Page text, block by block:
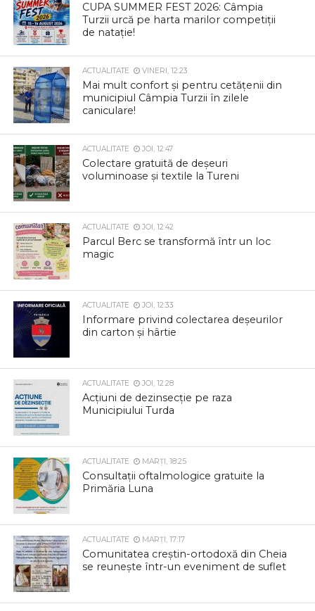
CUPA SUMMER FEST 2026: Câmpia
Turzii urcă pe harta marilor competiții
de natație!
ACTUALITATE VINERI, 12:23
Mai mult confort și pentru cetățenii din
municipiul Câmpia Turzii în zilele
caniculare!
ACTUALITATE JOI, 12:47
Colectare gratuită de deșeuri
voluminoase și textile la Tureni
ACTUALITATE JOI, 12:42
Parcul Berc se transformă într un loc
magic
ACTUALITATE JOI, 12:33
Informare privind colectarea deșeurilor
din carton și hârtie
ACTUALITATE JOI, 12:28
Acțiuni de dezinsecție pe raza
Municipiului Turda
ACTUALITATE MARȚI, 18:25
Consultații oftalmologice gratuite la
Primăria Luna
ACTUALITATE MARȚI, 17:17
Comunitatea creștin-ortodoxă din Cheia
se reunește într-un eveniment de suflet